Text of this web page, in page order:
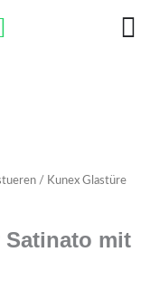
/ Kunex Glastüre
Satinato mit